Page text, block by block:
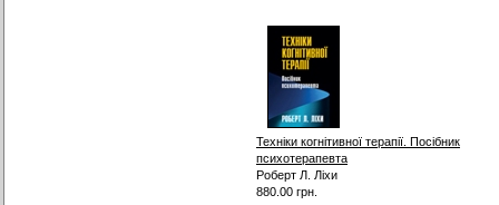
Техніки когнітивної терапії. Посібник
психотерапевта
Роберт Л. Ліхи
880.00 грн.